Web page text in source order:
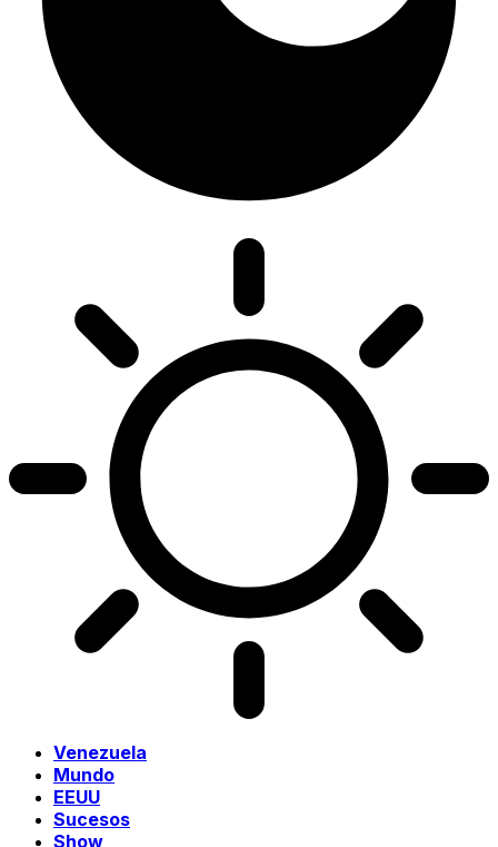
Venezuela
Mundo
EEUU
Sucesos
Show